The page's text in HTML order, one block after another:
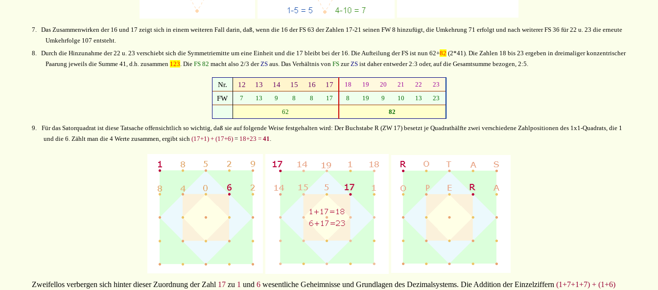
7.
Das Zusammenwirken der 16 und 17 zeigt sich in einem weiteren Fall darin, daß, wenn die 16 der FS 63 der Zahlen 17-21 seinen FW 8 hinzufügt, die Umkehrung 71 erfolgt und nach weiterer FS 36 für 22 u. 23 die erneute
Umkehrfolge 107 entsteht.
8.
Durch die Hinzunahme der 22 u. 23 verschiebt sich die Symmetriemitte um eine Einheit und die 17 bleibt bei der 16. Die Aufteilung der FS ist nun 62+82 (2*41). Die Zahlen 18 bis 23 ergeben in dreimaliger konzentrischer
Paarung jeweils die Summe 41, d.h. zusammen 123. DieFS 82 macht also 2/3 derZS aus. Das Verhältnis vonFS zurZS ist daher entweder 2:3 oder, auf die Gesamtsumme bezogen, 2:5.
Nr. 12 13 14 15 16 17 18 19 20 21 22 23
FW 7 13 9 8 8 17 8 19 9 10 13
23
62
82
9.
Für das Satorquadrat ist diese Tatsache offensichtlich so wichtig, daß sie auf folgende Weise festgehalten wird: Der Buchstabe R (ZW 17) besetzt je Quadrathälfte zwei verschiedene Zahlpositionen des 1x1-Quadrats, die 1
und die 6. Zählt man die 4 Werte zusammen, ergibt sich (17+1) + (17+6)= 18+23 = 41.
Zweifellos verbergen sich hinter dieser Zuordnung der Zahl 17zu 1 und 6wesentliche Geheimnisse und Grundlagen des Dezimalsystems. Die Addition der Einzelziffern (1+7+1+7) + (1+6)